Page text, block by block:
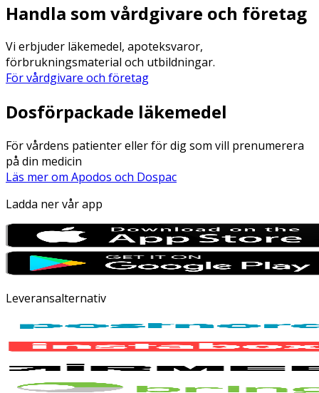
Handla som vårdgivare och företag
Vi erbjuder läkemedel, apoteksvaror,
förbrukningsmaterial och utbildningar.
För vårdgivare och företag
Dosförpackade läkemedel
För vårdens patienter eller för dig som vill prenumerera
på din medicin
Läs mer om Apodos och Dospac
Ladda ner vår app
Leveransalternativ